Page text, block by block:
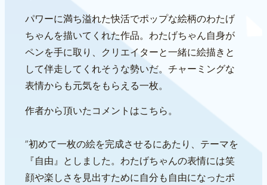
パワーに満ち溢れた快活でポップな絵柄のわたげ
ちゃんを描いてくれた作品。わたげちゃん自身が
ペンを手に取り、クリエイターと一緒に絵描きと
して伴走してくれそうな勢いだ。チャーミングな
表情からも元気をもらえる一枚。
作者から頂いたコメントはこちら。
”初めて一枚の絵を完成させるにあたり、テーマを
『自由』としました。わたげちゃんの表情には笑
顔や楽しさを見出すために自分も自由になったポ